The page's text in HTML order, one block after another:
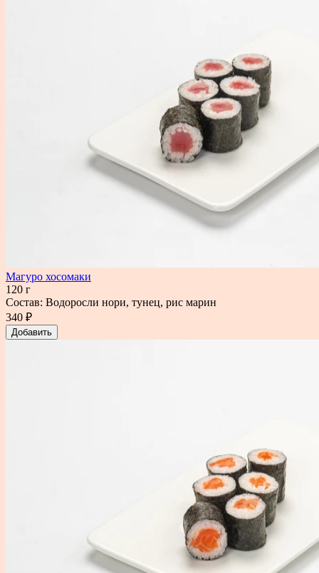
Магуро хосомаки
120 г
Состав: Водоросли нори, тунец, рис марин
340 ₽
Добавить